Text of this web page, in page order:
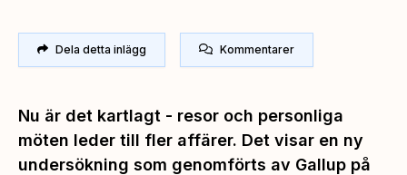
Dela detta inlägg Kommentarer
Nu är det kartlagt - resor och personliga
möten leder till fler affärer. Det visar en ny
undersökning som genomförts av Gallup på